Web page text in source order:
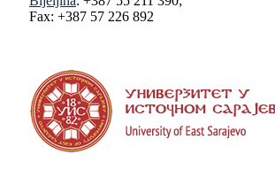
Fax: +387 57 226 892